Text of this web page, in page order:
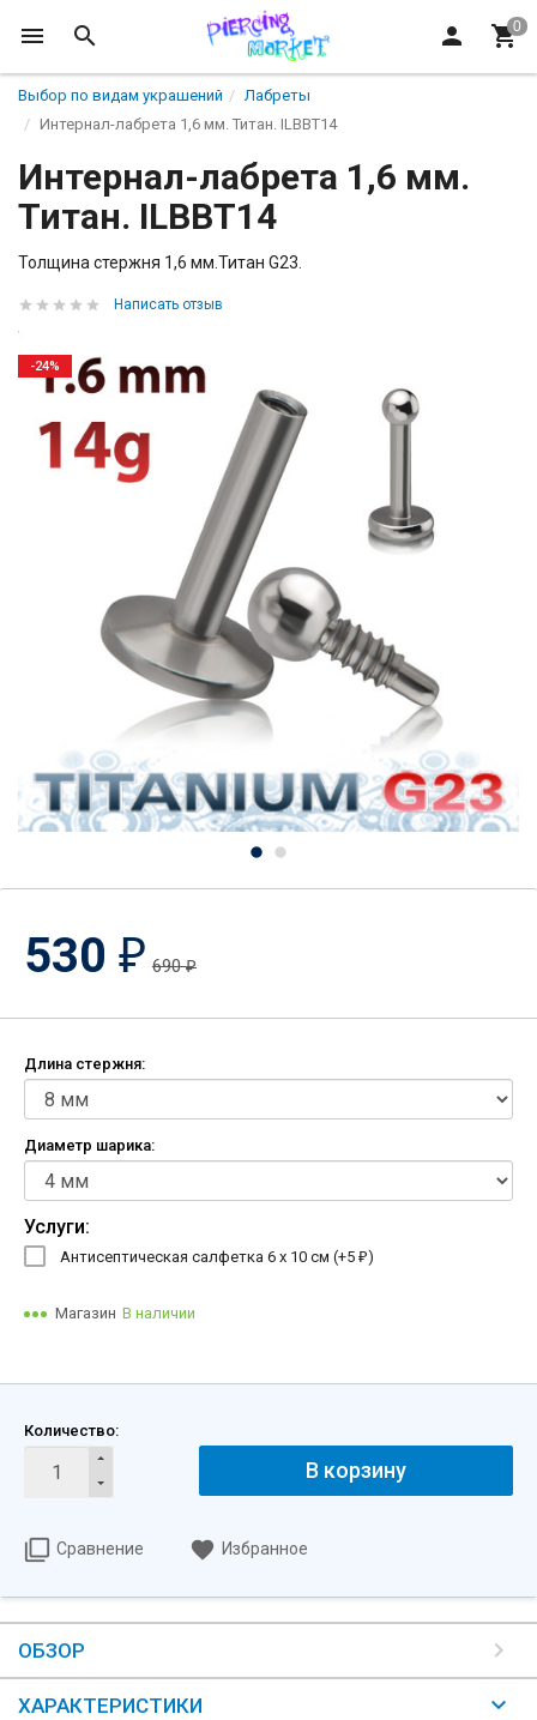
Выбор по видам украшений
Лабреты
Интернал-лабрета 1,6 мм. Титан. ILBBT14
Интернал-лабрета 1,6 мм.
Титан. ILBBT14
Толщина стержня 1,6 мм.Титан G23.
Написать отзыв
-24%
530 ₽ 690₽
Длина стержня:
Диаметр шарика:
Услуги:
Антисептическая салфетка 6 х 10 см (+5 ₽)
Магазин В наличии
Количество:
В корзину
Сравнение Избранное
ОБЗОР
ХАРАКТЕРИСТИКИ